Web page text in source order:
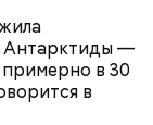
Антарктиды —
примерно в 30
в
в личном
Москвы»
общества
концепции
право.
над